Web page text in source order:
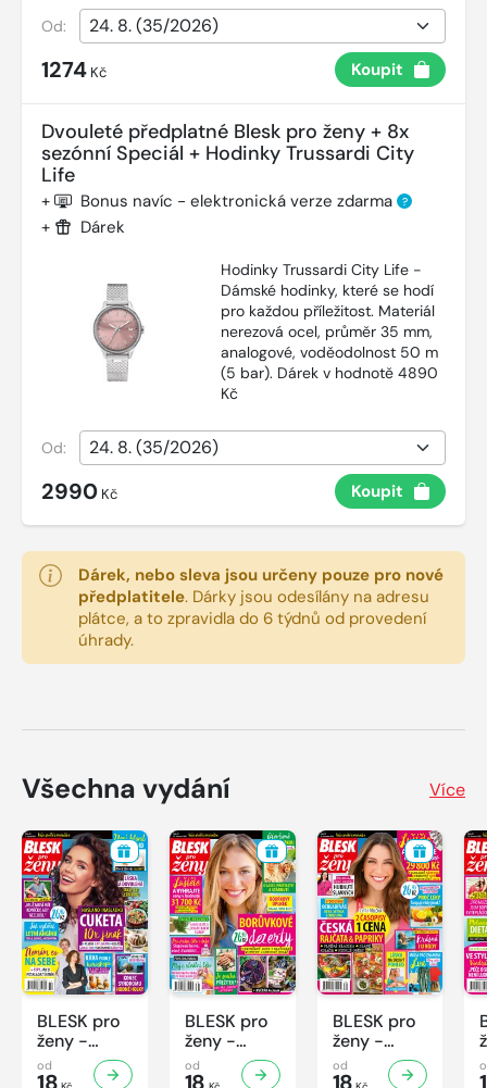
Od:
1274 Kč Koupit
Dvouleté předplatné Blesk pro ženy + 8x
sezónní Speciál + Hodinky Trussardi City
Life
+ Bonus navíc - elektronická verze zdarma ?
+ Dárek
Hodinky Trussardi City Life -
Dámské hodinky, které se hodí
pro každou příležitost. Materiál
nerezová ocel, průměr 35 mm,
analogové, voděodolnost 50 m
(5 bar). Dárek v hodnotě 4890
Kč
Od:
2990 Kč Koupit
Dárek, nebo sleva jsou určeny pouze pro nové
předplatitele. Dárky jsou odesílány na adresu
plátce, a to zpravidla do 6 týdnů od provedení
úhrady.
Všechna vydání Více
BLESK pro
ženy -
32/2026
od
18
BLESK pro
ženy -
31/2026
od
18
BLESK pro
ženy -
30/2026
od
18